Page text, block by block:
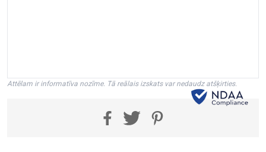
Attēlam ir informatīva nozīme. Tā reālais izskats var nedaudz atšķirties.